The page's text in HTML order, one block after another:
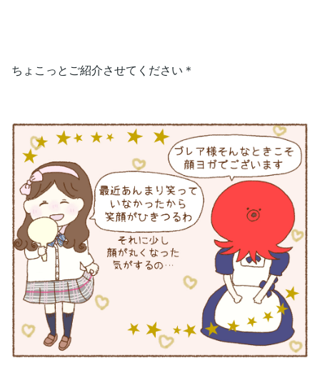
ちょこっとご紹介させてください＊